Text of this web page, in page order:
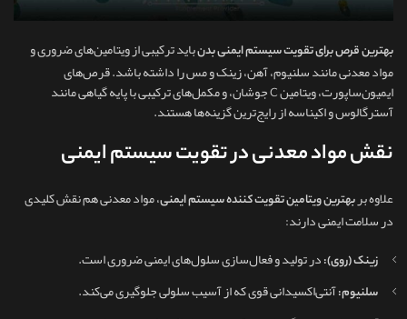
بهترین قرص برای تقویت سیستم ایمنی بدنباید ترکیبی از ویتامین‌های ضروری و
مواد معدنی مانند سلنیوم، آهن، زینک و مس را داشته باشد. قرص‌های
ایمیون‌ساپورت، ویتامین C جوشان، و مکمل‌های ترکیبی با پایه گیاهی مانند
آسترگالوس و اکیناسه از رایج‌ترین گزینه‌ها هستند.
نقش مواد معدنی در تقویت سیستم ایمنی
علاوه بر بهترین ویتامین تقویت کننده سیستم ایمنی، مواد معدنی هم نقش کلیدی
در سلامت ایمنی دارند:
زینک (روی):در تولید و فعال‌سازی سلول‌های ایمنی ضروری است.
سلنیوم:آنتی‌اکسیدانی قوی که از آسیب سلولی جلوگیری می‌کند.